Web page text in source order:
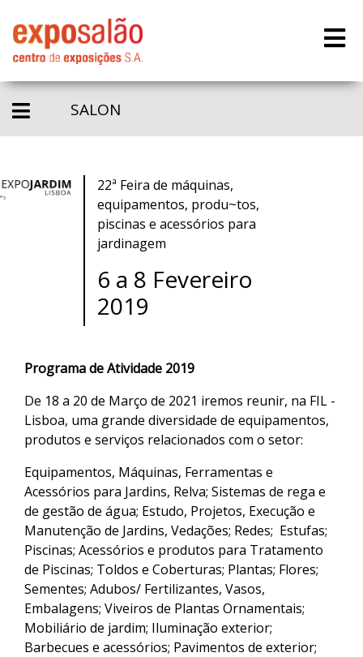
SALON
22ª Feira de máquinas,
equipamentos, produ~tos,
piscinas e acessórios para
jardinagem
6 a 8 Fevereiro
2019
Programa de Atividade 2019
De 18 a 20 de Março de 2021 iremos reunir, na FIL -
Lisboa, uma grande diversidade de equipamentos,
produtos e serviços relacionados com o setor:
Equipamentos, Máquinas, Ferramentas e
Acessórios para Jardins, Relva; Sistemas de rega e
de gestão de água; Estudo, Projetos, Execução e
Manutenção de Jardins, Vedações; Redes; Estufas;
Piscinas; Acessórios e produtos para Tratamento
de Piscinas; Toldos e Coberturas; Plantas; Flores;
Sementes; Adubos/ Fertilizantes, Vasos,
Embalagens; Viveiros de Plantas Ornamentais;
Mobiliário de jardim; Iluminação exterior;
Barbecues e acessórios; Pavimentos de exterior;